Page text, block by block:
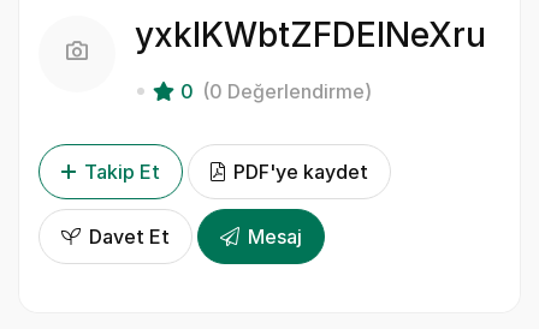
yxklKWbtZFDElNeXru
0 (0 Değerlendirme)
Takip Et PDF'ye kaydet
Davet Et Mesaj